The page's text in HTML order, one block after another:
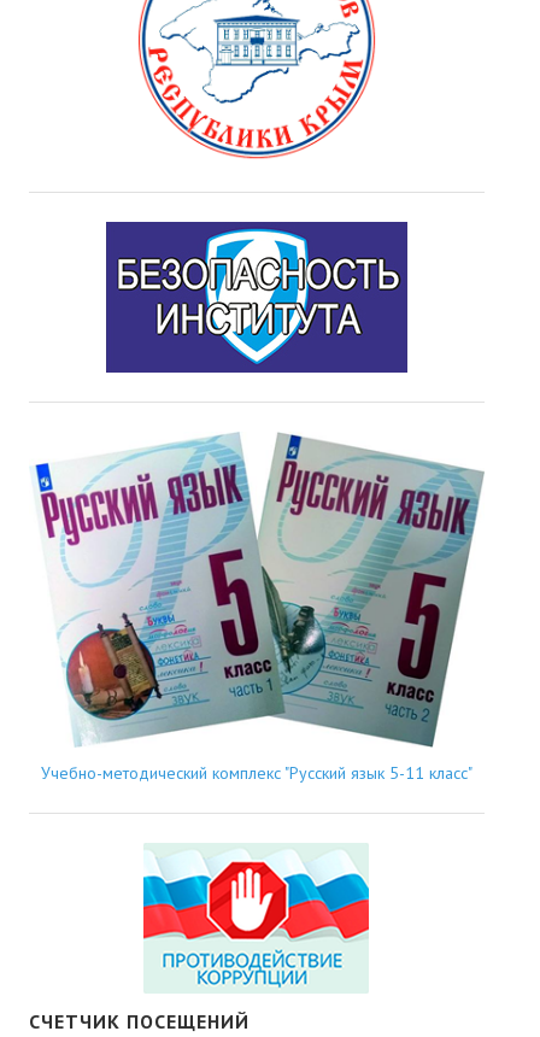
Учебно-методический комплекс "Русский язык 5-11 класс"
СЧЕТЧИК ПОСЕЩЕНИЙ